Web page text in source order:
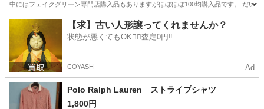
中にはフェイクグリーン専門店購入品もありますがほぼほぼ100均購入品です。 だい
長岡天神駅 インテリア雑貨/小物
【求】古い人形譲ってくれませんか？
状態が悪くてもOK🙆‍♀️査定0円‼️
COYASH Ad
Polo Ralph Lauren ストライプシャツ
1,800円